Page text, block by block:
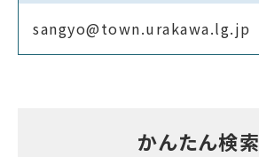
sangyo@town.urakawa.lg.jp
かんたん検索